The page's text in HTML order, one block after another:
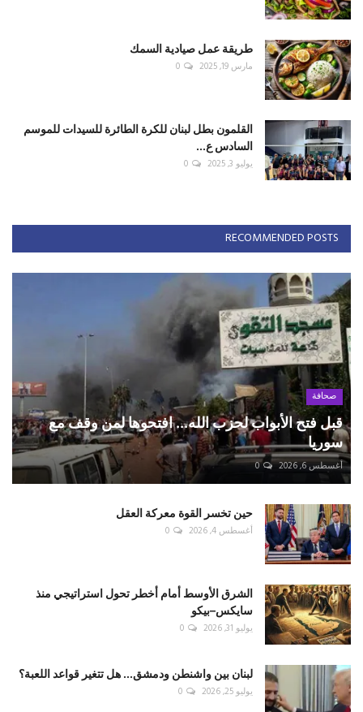
طريقة عمل صيادية السمك
مارس 19, 2025 0
القلمون بطل لبنان للكرة الطائرة للسيدات للموسم
السادس ع...
يوليو 3, 2025 0
RECOMMENDED POSTS
صحافة
قبل فتح الأبواب لحزب الله... افتحوها لمن وقف مع
سوريا
أغسطس 6, 2026 0
حين تخسر القوة معركة العقل
أغسطس 4, 2026 0
الشرق الأوسط أمام أخطر تحول استراتيجي منذ
سايكس–بيكو
يوليو 31, 2026 0
لبنان بين واشنطن ودمشق... هل تتغير قواعد اللعبة؟
يوليو 25, 2026 0